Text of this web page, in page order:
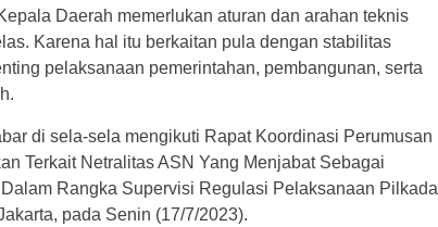
Daerah memerlukan aturan dan arahan teknis
Karena hal itu berkaitan pula dengan stabilitas
pelaksanaan pemerintahan, pembangunan, serta
di sela-sela mengikuti Rapat Koordinasi Perumusan
Terkait Netralitas ASN Yang Menjabat Sebagai
Rangka Supervisi Regulasi Pelaksanaan Pilkada
pada Senin (17/7/2023).